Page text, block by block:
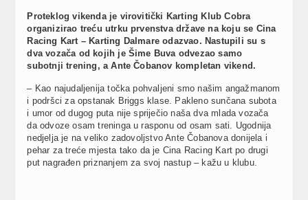
Proteklog vikenda je virovitički Karting Klub Cobra
organizirao treću utrku prvenstva države na koju se Cina
Racing Kart – Karting Dalmare odazvao. Nastupili su s
dva vozača od kojih je Šime Buva odvezao samo
subotnji trening, a Ante Čobanov kompletan vikend.
– Kao najudaljenija točka pohvaljeni smo našim angažmanom
i podršci za opstanak Briggs klase. Pakleno sunčana subota
i umor od dugog puta nije spriječio naša dva mlada vozača
da odvoze osam treninga u rasponu od osam sati. Ugodnija
nedjelja je na veliko zadovoljstvo Ante Čobanova donijela i
pehar za treće mjesta tako da je Cina Racing Kart po drugi
put nagrađen priznanjem za svoj nastup – kažu u klubu.